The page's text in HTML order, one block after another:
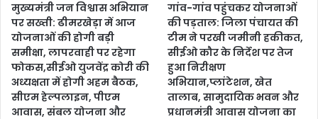
मुख्यमंत्री जन विश्वास अभियान
पर सख्ती: ढीमरखेड़ा में आज
योजनाओं की होगी बड़ी
समीक्षा, लापरवाही पर रहेगा
फोकस,सीईओ युजवेंद्र कोरी की
अध्यक्षता में होगी अहम बैठक,
सीएम हेल्पलाइन, पीएम
आवास, संबल योजना और
गांव-गांव पहुंचकर योजनाओं
की पड़ताल: जिला पंचायत की
टीम ने परखी जमीनी हकीकत,
सीईओ कौर के निर्देश पर तेज
हुआ निरीक्षण
अभियान,प्लांटेशन, खेत
तालाब, सामुदायिक भवन और
प्रधानमंत्री आवास योजना का